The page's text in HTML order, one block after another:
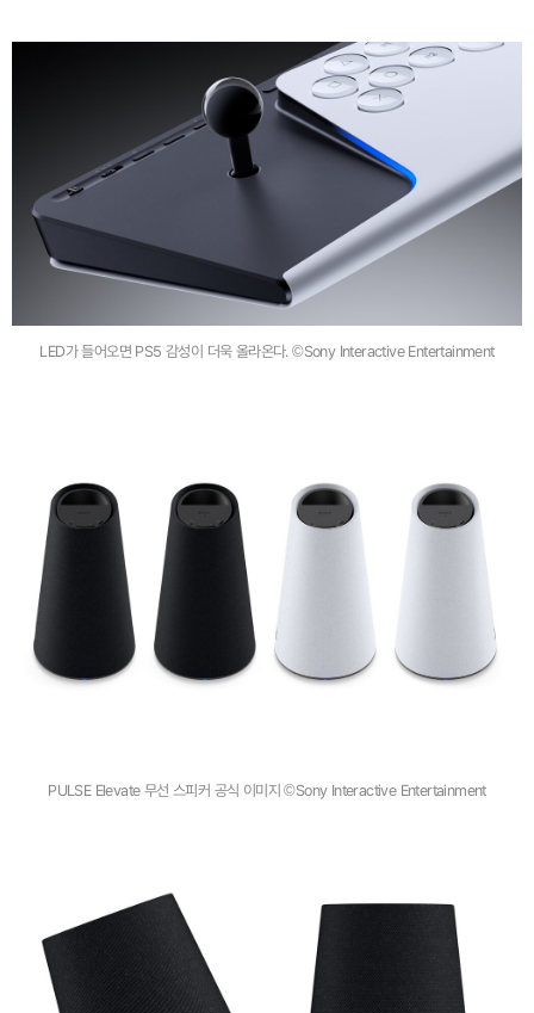
LED가 들어오면 PS5 감성이 더욱 올라온다. ©Sony Interactive Entertainment
PULSE Elevate 무선 스피커 공식 이미지 ©Sony Interactive Entertainment